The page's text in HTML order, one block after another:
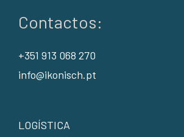
Contactos:
+351 913 068 270
info@ikonisch.pt
LOGÍSTICA